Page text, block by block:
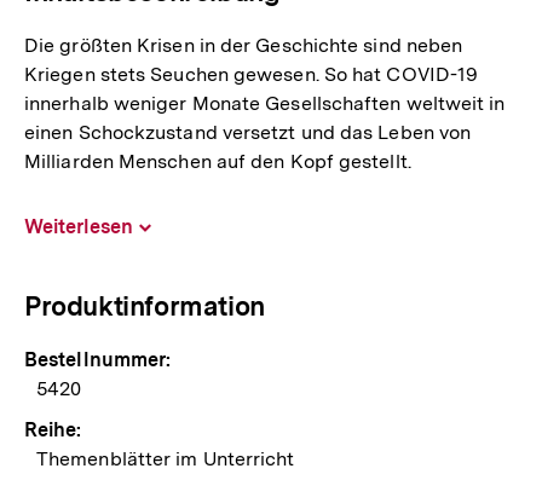
Die größten Krisen in der Geschichte sind neben
Kriegen stets Seuchen gewesen. So hat COVID-19
innerhalb weniger Monate Gesellschaften weltweit in
einen Schockzustand versetzt und das Leben von
Milliarden Menschen auf den Kopf gestellt.
Weiterlesen
Produktinformation
Bestellnummer:
5420
Reihe:
Themenblätter im Unterricht